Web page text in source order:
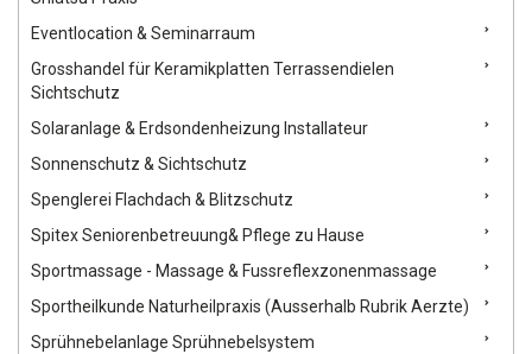
Eventlocation & Seminarraum
Grosshandel für Keramikplatten Terrassendielen
Sichtschutz
Solaranlage & Erdsondenheizung Installateur
Sonnenschutz & Sichtschutz
Spenglerei Flachdach & Blitzschutz
Spitex Seniorenbetreuung& Pflege zu Hause
Sportmassage - Massage & Fussreflexzonenmassage
Sportheilkunde Naturheilpraxis (Ausserhalb Rubrik Aerzte)
Sprühnebelanlage Sprühnebelsystem